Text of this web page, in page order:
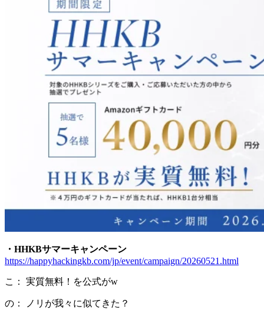
・HHKBサマーキャンペーン
https://happyhackingkb.com/jp/event/campaign/20260521.html
こ： 実質無料！を公式がw
の： ノリが我々に似てきた？